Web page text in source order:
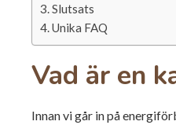
Slutsats
Unika FAQ
Vad är en
Innan vi går in på